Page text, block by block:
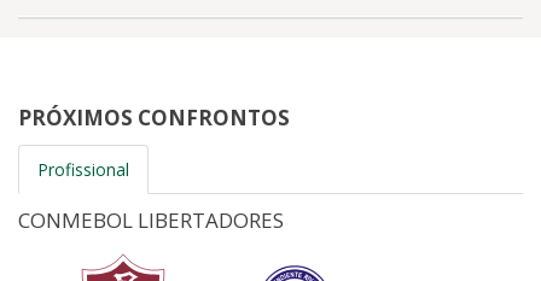
PRÓXIMOS CONFRONTOS
Profissional
CONMEBOL LIBERTADORES